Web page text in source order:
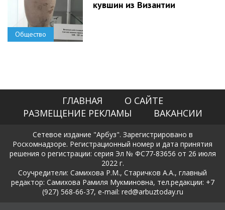
Общество
кувшин из Византии
ГЛАВНАЯ
О САЙТЕ
РАЗМЕЩЕНИЕ РЕКЛАМЫ
ВАКАНСИИ
Сетевое издание "Арбуз". Зарегистрировано в
Роскомнадзоре. Регистрационный номер и дата принятия
решения о регистрации: серия Эл № ФС77-83656 от 26 июля
2022 г.
Соучредители: Самихова Р.М., Старичков А.А., главный
редактор: Самихова Рамиля Мукминовна, тел.редакции: +7
(927) 568-66-37, e-mail: red@arbuztoday.ru